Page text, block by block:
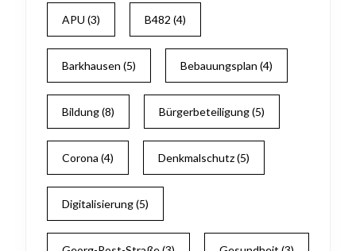
APU (3) B482 (4)
Barkhausen (5) Bebauungsplan (4)
Bildung(8) Bürgerbeteiligung(5)
Corona (4) Denkmalschutz(5)
Digitalisierung(5)